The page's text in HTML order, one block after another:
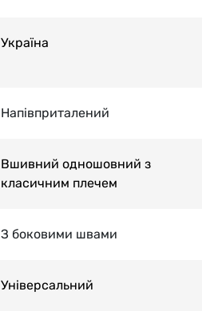
Україна
Напівприталений
Вшивний одношовний з
класичним плечем
З боковими швами
Універсальний